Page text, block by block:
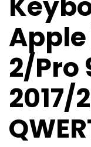
2/Pro
2017/